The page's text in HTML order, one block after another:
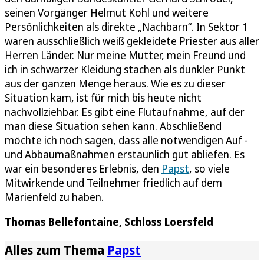
seinen Vorgänger Helmut Kohl und weitere
Persönlichkeiten als direkte „Nachbarn“. In Sektor 1
waren ausschließlich weiß gekleidete Priester aus aller
Herren Länder. Nur meine Mutter, mein Freund und
ich in schwarzer Kleidung stachen als dunkler Punkt
aus der ganzen Menge heraus. Wie es zu dieser
Situation kam, ist für mich bis heute nicht
nachvollziehbar. Es gibt eine Flutaufnahme, auf der
man diese Situation sehen kann. Abschließend
möchte ich noch sagen, dass alle notwendigen Auf -
und Abbaumaßnahmen erstaunlich gut abliefen. Es
war ein besonderes Erlebnis, den Papst, so viele
Mitwirkende und Teilnehmer friedlich auf dem
Marienfeld zu haben.
Thomas Bellefontaine, Schloss Loersfeld
Alles zum Thema Papst